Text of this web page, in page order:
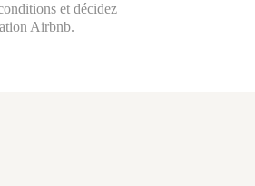
et décidez
Airbnb.